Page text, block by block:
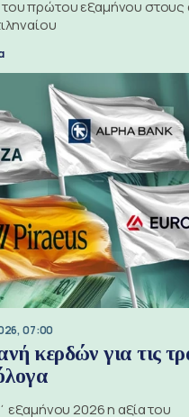
πρώτου εξαμήνου στους
07:00
κερδών για τις
εξαμήνου 2026 η αξία του